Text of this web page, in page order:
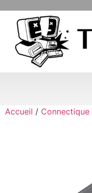
Accueil / Connectique